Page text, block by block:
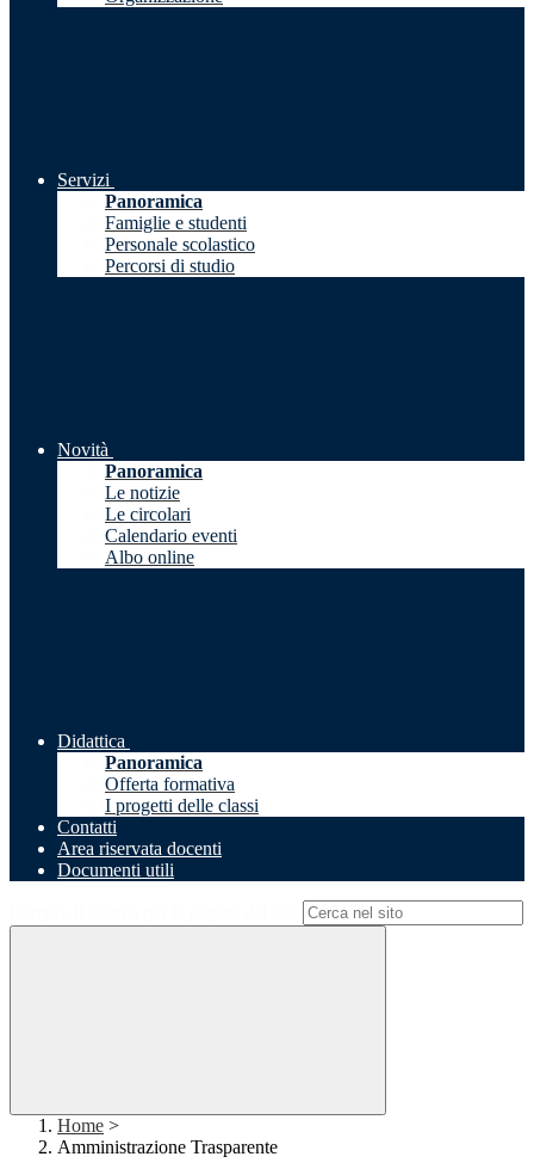
Servizi
Panoramica
Famiglie e studenti
Personale scolastico
Percorsi di studio
Novità
Panoramica
Le notizie
Le circolari
Calendario eventi
Albo online
Didattica
Panoramica
Offerta formativa
I progetti delle classi
Contatti
Area riservata docenti
Documenti utili
Home >
Amministrazione Trasparente